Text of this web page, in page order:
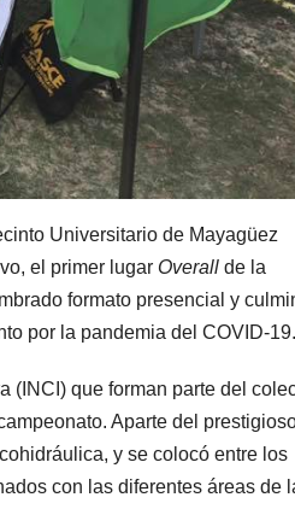
Universitario de Mayagüez
el primer lugar Overall de la
formato presencial y
por la pandemia del COVID-19.
(INCI) que forman parte del
Aparte del
y se colocó entre los
con las diferentes áreas de